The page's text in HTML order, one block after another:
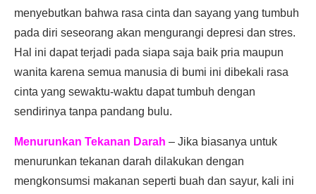
menyebutkan bahwa rasa cinta dan sayang yang tumbuh
pada diri seseorang akan mengurangi depresi dan stres.
Hal ini dapat terjadi pada siapa saja baik pria maupun
wanita karena semua manusia di bumi ini dibekali rasa
cinta yang sewaktu-waktu dapat tumbuh dengan
sendirinya tanpa pandang bulu.
Menurunkan Tekanan Darah – Jika biasanya untuk
menurunkan tekanan darah dilakukan dengan
mengkonsumsi makanan seperti buah dan sayur, kali ini